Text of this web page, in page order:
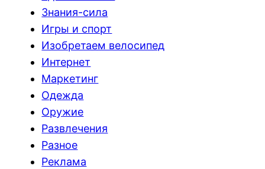
Знания-сила
Игры и спорт
Изобретаем велосипед
Интернет
Маркетинг
Одежда
Оружие
Развлечения
Разное
Реклама